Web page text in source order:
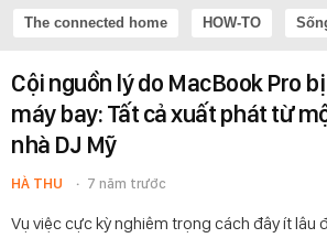
The connected home HOW-TO
Cội nguồn lý do MacBook Pro
máy bay: Tất cả xuất phát từ
nhà DJ Mỹ
HÀ THU 7 năm trước
Vụ việc cực kỳ nghiêm trọng cách đây ít lâu